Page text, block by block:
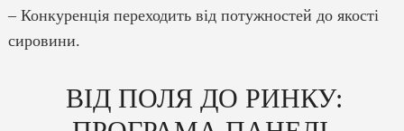
– Конкуренція переходить від потужностей до якості
сировини.
ВІД ПОЛЯ ДО РИНКУ: